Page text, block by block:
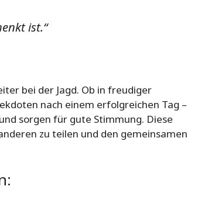
ist.“
bei der Jagd. Ob in freudiger
nach einem erfolgreichen Tag –
sorgen für gute Stimmung. Diese
zu teilen und den gemeinsamen